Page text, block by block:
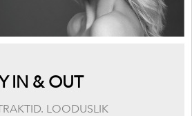
IN & OUT
LOODUSLIK